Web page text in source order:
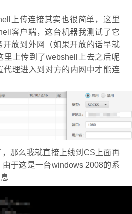
上传连接其实也很简单，这里
客户端，这台机器我测试了它
开放到外网（如果开放的话早就
里上传到了webshell上去之后呢
代理进入到对方的内网中才能连
，那么我就直接上线到CS上面再
于这是一台windows 2008的系